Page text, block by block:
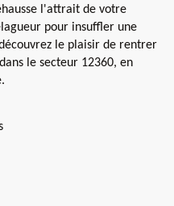
l'attrait de votre
pour insuffler une
le plaisir de rentrer
le secteur 12360, en